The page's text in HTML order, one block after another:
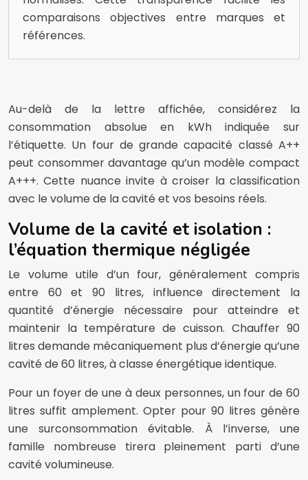
comparaisons objectives entre marques et
références.
Au-delà de la lettre affichée, considérez la
consommation absolue en kWh indiquée sur
l’étiquette. Un four de grande capacité classé A++
peut consommer davantage qu’un modèle compact
A+++. Cette nuance invite à croiser la classification
avec le volume de la cavité et vos besoins réels.
Volume de la cavité et isolation :
l’équation thermique négligée
Le volume utile d’un four, généralement compris
entre 60 et 90 litres, influence directement la
quantité d’énergie nécessaire pour atteindre et
maintenir la température de cuisson. Chauffer 90
litres demande mécaniquement plus d’énergie qu’une
cavité de 60 litres, à classe énergétique identique.
Pour un foyer de une à deux personnes, un four de 60
litres suffit amplement. Opter pour 90 litres génère
une surconsommation évitable. À l’inverse, une
famille nombreuse tirera pleinement parti d’une
cavité volumineuse.